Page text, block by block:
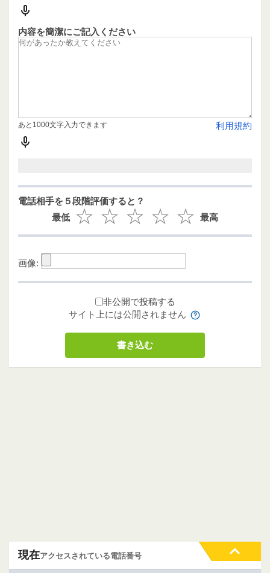
内容を簡潔にご記入ください
利用規約
あと1000文字入力できます
電話相手を５段階評価すると？
最低
最高
画像:
非公開で投稿する
サイト上には公開されません
現在アクセスされている電話番号